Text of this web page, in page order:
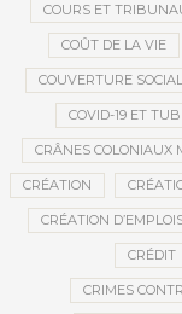
COURS ET
COÛT DE LA VIE
COUVERTURE
COVID-19 ET
CRÂNES COLONIAUX
CRÉATION
CRÉATION
CRÉDIT
CRIMES